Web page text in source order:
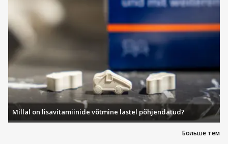
Больше тем
Millal on lisavitamiinide võtmine lastel põhjendatud?